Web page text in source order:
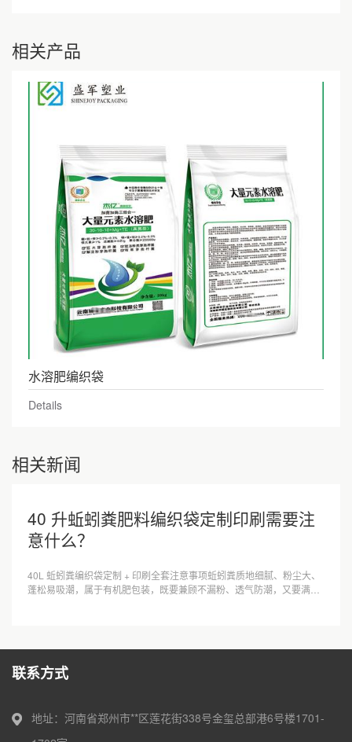
相关产品
水溶肥编织袋
Details
相关新闻
40 升蚯蚓粪肥料编织袋定制印刷需要注
意什么？
40L 蚯蚓粪编织袋定制 + 印刷全套注意事项蚯蚓粪质地细腻、粉尘大、
蓬松易吸潮，属于有机肥包装，既要兼顾不漏粉、透气防潮，又要满足
联系方式
地址：河南省郑州市**区莲花街338号金玺总部港6号楼1701-